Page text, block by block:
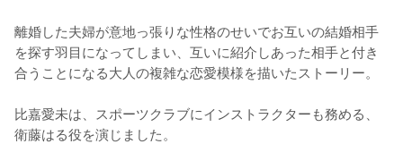
離婚した夫婦が意地っ張りな性格のせいでお互いの結婚相手
を探す羽目になってしまい、互いに紹介しあった相手と付き
合うことになる大人の複雑な恋愛模様を描いたストーリー。
比嘉愛未は、スポーツクラブにインストラクターも務める、
衛藤はる役を演じました。